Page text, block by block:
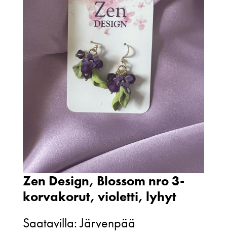
Zen Design, Blossom nro 3-
korvakorut, violetti, lyhyt
Saatavilla: Järvenpää